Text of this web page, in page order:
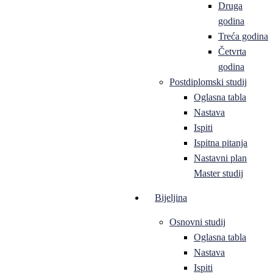
Druga
godina
Treća godina
Četvrta
godina
Postdiplomski studij
Oglasna tabla
Nastava
Ispiti
Ispitna pitanja
Nastavni plan
Master studij
Bijeljina
Osnovni studij
Oglasna tabla
Nastava
Ispiti